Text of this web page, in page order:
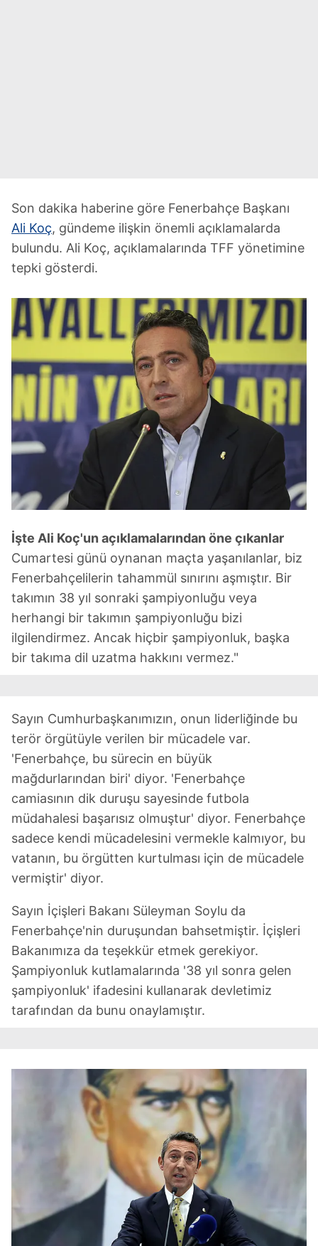
Son dakika haberine göre Fenerbahçe Başkanı
Ali Koç, gündeme ilişkin önemli açıklamalarda
bulundu. Ali Koç, açıklamalarında TFF yönetimine
tepki gösterdi.
İşte Ali Koç'un açıklamalarından öne çıkanlar
Cumartesi günü oynanan maçta yaşanılanlar, biz
Fenerbahçelilerin tahammül sınırını aşmıştır. Bir
takımın 38 yıl sonraki şampiyonluğu veya
herhangi bir takımın şampiyonluğu bizi
ilgilendirmez. Ancak hiçbir şampiyonluk, başka
bir takıma dil uzatma hakkını vermez."
Sayın Cumhurbaşkanımızın, onun liderliğinde bu
terör örgütüyle verilen bir mücadele var.
'Fenerbahçe, bu sürecin en büyük
mağdurlarından biri' diyor. 'Fenerbahçe
camiasının dik duruşu sayesinde futbola
müdahalesi başarısız olmuştur' diyor. Fenerbahçe
sadece kendi mücadelesini vermekle kalmıyor, bu
vatanın, bu örgütten kurtulması için de mücadele
vermiştir' diyor.
Sayın İçişleri Bakanı Süleyman Soylu da
Fenerbahçe'nin duruşundan bahsetmiştir. İçişleri
Bakanımıza da teşekkür etmek gerekiyor.
Şampiyonluk kutlamalarında '38 yıl sonra gelen
şampiyonluk' ifadesini kullanarak devletimiz
tarafından da bunu onaylamıştır.